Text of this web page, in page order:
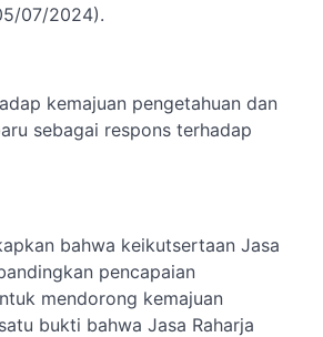
07/2024).
kemajuan pengetahuan dan
sebagai respons terhadap
bahwa keikutsertaan Jasa
pencapaian
mendorong kemajuan
bukti bahwa Jasa Raharja